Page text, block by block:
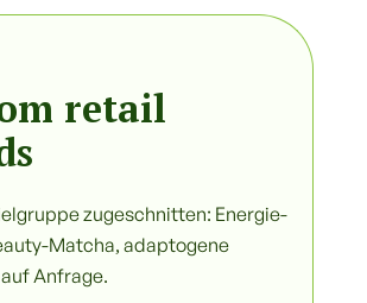
retail
zugeschnitten: Energie-
Matcha, adaptogene
Anfrage.